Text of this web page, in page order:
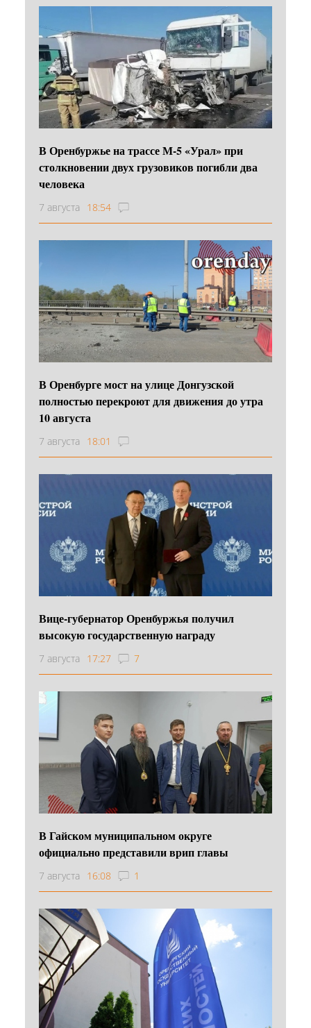
В Оренбуржье на трассе М-5 «Урал» при
столкновении двух грузовиков погибли два
человека
7 августа 18:54
В Оренбурге мост на улице Донгузской
полностью перекроют для движения до утра
10 августа
7 августа 18:01
Вице-губернатор Оренбуржья получил
высокую государственную награду
7 августа 17:27 7
В Гайском муниципальном округе
официально представили врип главы
7 августа 16:08 1